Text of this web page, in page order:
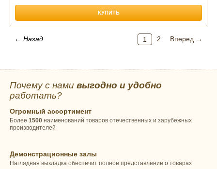
КУПИТЬ
← Назад 1 2 Вперед →
Почему с нами выгодно и удобно
работать?
Огромный ассортимент
Более 1500 наименований товаров отечественных и зарубежных
производителей
Демонстрационные залы
Наглядная выкладка обеспечит полное представление о товарах